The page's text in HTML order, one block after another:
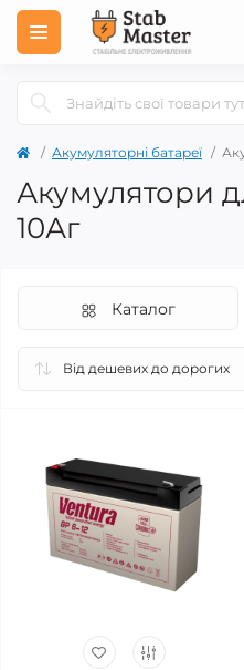
Акумуляторні батареї
Акумулятори
10Аг
Каталог